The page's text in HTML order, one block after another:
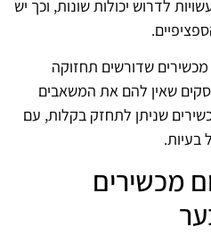
לדרוש יכולות שונות, וכך יש
מכשירים שדורשים תחזוקה
שאין להם את המשאבים
שניתן לתחזק בקלות, עם
בעיות.
מכשירים